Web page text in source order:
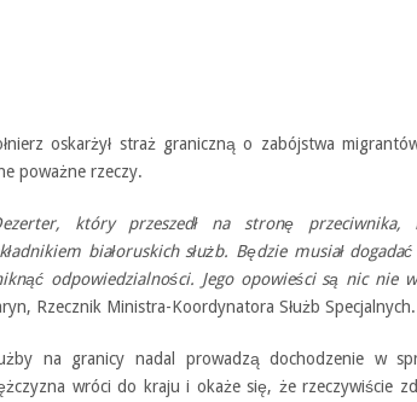
oskarżył straż graniczną o zabójstwa
poważne rzeczy.
który przeszedł na stronę przeciwnika,
białoruskich służb. Będzie musiał
odpowiedzialności. Jego opowieści są nic nie
Rzecznik Ministra-Koordynatora Służb Specjalnych.
na granicy nadal prowadzą dochodzenie w
wróci do kraju i okaże się, że rzeczywiście